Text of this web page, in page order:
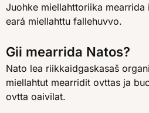
Juohke miellahttoriika mearrida
eará miellahttu fallehuvvo.
Gii mearrida Natos?
Nato lea riikkaidgaskasaš
miellahtut mearridit ovttas ja
ovtta oaivilat.